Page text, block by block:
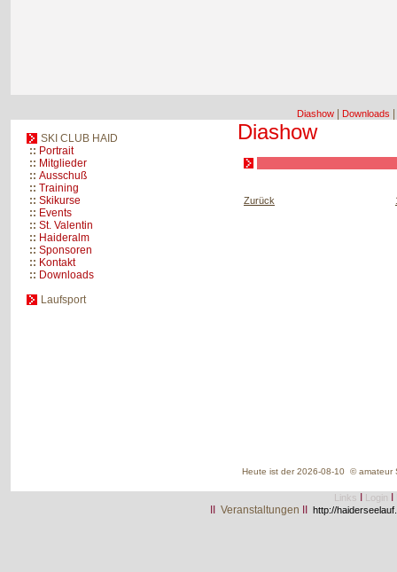
Diashow Downloads
SKI CLUB HAID
:: Portrait
:: Mitglieder
:: Ausschuß
:: Training
:: Skikurse
:: Events
:: St. Valentin
:: Haideralm
:: Sponsoren
:: Kontakt
:: Downloads
Laufsport
Diashow
Zurück
Heute ist der 2026-08-10 © amateur
Links Login
Veranstaltungen http://